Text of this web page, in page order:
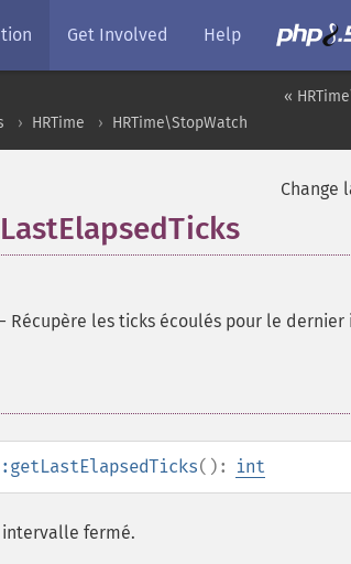
Get Involved Help
«
HRTime HRTime\StopWatch
Change
Récupère les ticks écoulés pour le
(): int
fermé.